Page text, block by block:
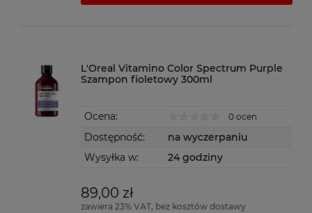
L'Oreal Vitamino Color Spectrum Purple
Szampon fioletowy 300ml
Ocena: 0 ocen
Dostępność:
na wyczerpaniu
Wysyłka w:
24 godziny
89,00 zł
zawiera 23% VAT, bez kosztów dostawy